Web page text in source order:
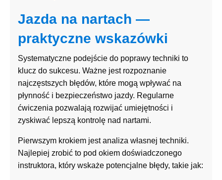
Jazda na nartach —
praktyczne wskazówki
Systematyczne podejście do poprawy techniki to
klucz do sukcesu. Ważne jest rozpoznanie
najczęstszych błędów, które mogą wpływać na
płynność i bezpieczeństwo jazdy. Regularne
ćwiczenia pozwalają rozwijać umiejętności i
zyskiwać lepszą kontrolę nad nartami.
Pierwszym krokiem jest analiza własnej techniki.
Najlepiej zrobić to pod okiem doświadczonego
instruktora, który wskaże potencjalne błędy, takie jak: